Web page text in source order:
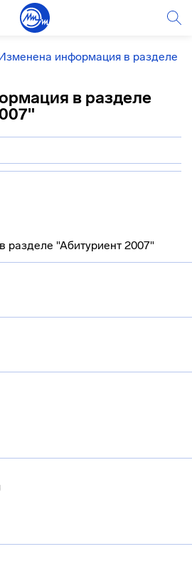
информация в разделе
в разделе
"Абитуриент 2007"